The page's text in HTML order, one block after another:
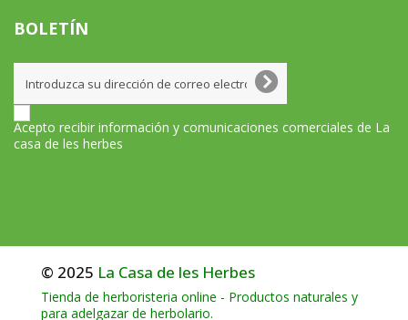
BOLETÍN
Acepto recibir información y comunicaciones comerciales de La
casa de les herbes
© 2025 La Casa de les Herbes
Tienda de herboristeria online - Productos naturales y
para adelgazar de herbolario.